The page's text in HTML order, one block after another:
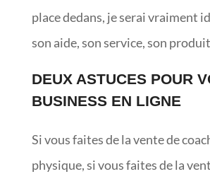
place dedans, je serai vraiment
son aide, son service, son
DEUX ASTUCES POUR
BUSINESS EN LIGNE
Si vous faites de la vente de
physique, si vous faites de la